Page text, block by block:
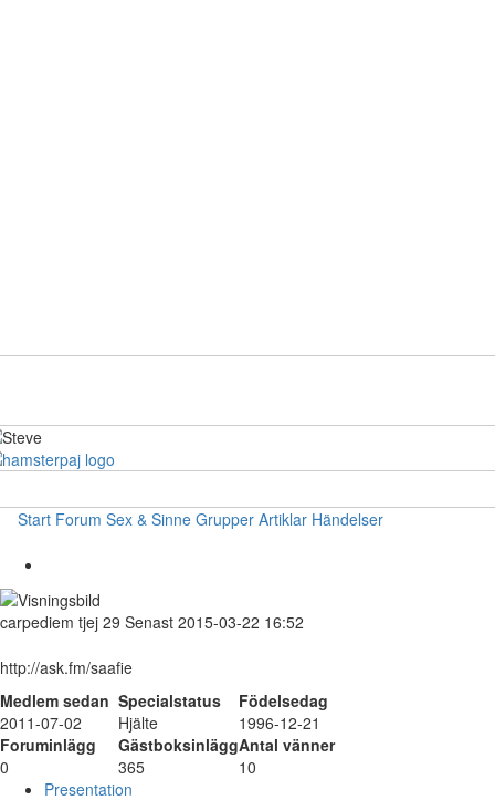
Start Forum Sex & Sinne Grupper Artiklar Händelser
carpediem tjej 29 Senast 2015-03-22 16:52
http://ask.fm/saafie
Medlem sedan Specialstatus
Födelsedag
2011-07-02
Hjälte
1996-12-21
Foruminlägg
GästboksinläggAntal vänner
0
365
10
Presentation